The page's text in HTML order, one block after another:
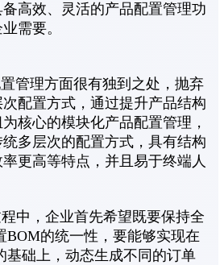
高效、灵活的产品配置管理功
需要。
管理方面很有独到之处，抛弃
配置方式，通过提升产品结构
核心的模块化产品配置管理，
多层次的配置方式，具有结构
更高等特点，并且易于终端人
中，企业首先希望既要保持全
BOM的统一性，要能够实现在
基础上，动态生成不同的订单